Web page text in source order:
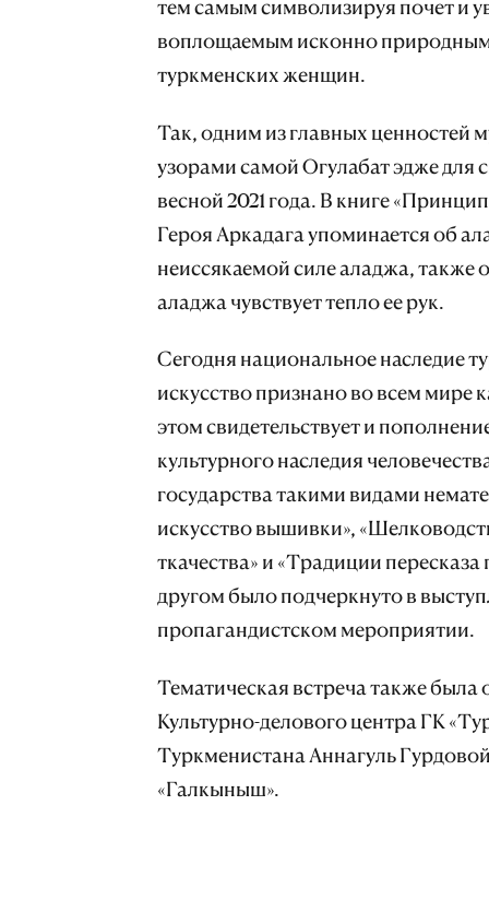
тем самым символизируя почет и
воплощаемым исконно
туркменских женщин.
Так, одним из главных ценностей
узорами самой Огулабат эдже для
весной 2021 года. В книге
Героя Аркадага упоминается об
неиссякаемой силе аладжа, также
аладжа чувствует тепло ее рук.
Сегодня национальное наследие
искусство признано во всем мире
этом свидетельствует и
культурного наследия
государства такими видами
искусство вышивки»,
ткачества» и «Традиции
другом было подчеркнуто в
пропагандистском мероприятии.
Тематическая встреча также
Культурно-делового центра ГК
Туркменистана Аннагуль
«Галкыныш».